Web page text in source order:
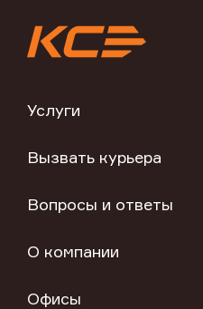
Услуги
Вызвать курьера
Вопросы и ответы
О компании
Офисы